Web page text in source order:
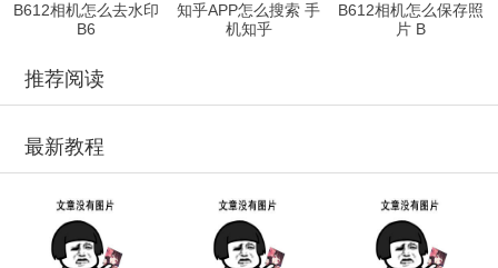
B612相机怎么去水印
B6
知乎APP怎么搜索 手
机知乎
B612相机怎么保存照
片 B
推荐阅读
最新教程